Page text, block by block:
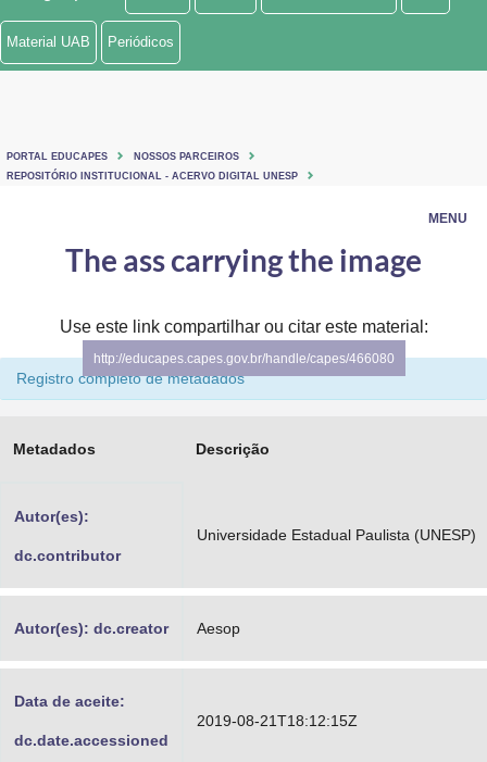
Ministério de Minas e Energia
Ministério do Turismo
Controladoria-Geral da União
Banco Central do Brasil
MENU
Material UAB Periódicos
PORTAL EDUCAPES
NOSSOS PARCEIROS
REPOSITÓRIO INSTITUCIONAL - ACERVO DIGITAL UNESP
The ass carrying the image
Use este link compartilhar ou citar este material:
http://educapes.capes.gov.br/handle/capes/466080
Registro completo de metadados
Metadados Descrição
Autor(es):
dc.contributor
Universidade Estadual Paulista (UNESP)
Autor(es): dc.creator Aesop
Data de aceite:
dc.date.accessioned
2019-08-21T18:12:15Z